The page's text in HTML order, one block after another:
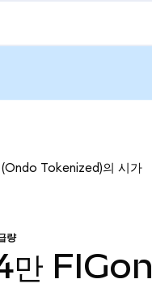
Tokenized)의 시가
량
만 FIGon